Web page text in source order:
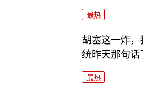
最热
胡塞这一炸
统昨天那句话
最热